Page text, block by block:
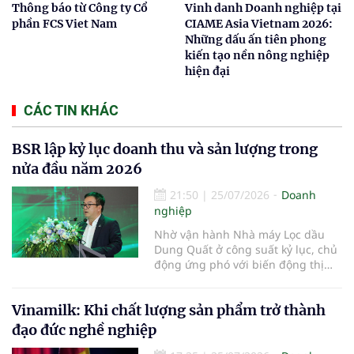
Thông báo từ Công ty Cổ
phần FCS Viet Nam
Vinh danh Doanh nghiệp tại
CIAME Asia Vietnam 2026:
Những dấu ấn tiên phong
kiến tạo nền nông nghiệp
hiện đại
CÁC TIN KHÁC
BSR lập kỷ lục doanh thu và sản lượng trong
nửa đầu năm 2026
21:50 | 25/07/2026
Doanh
nghiệp
Nhờ vận hành Nhà máy Lọc dầu
Dung Quất ở công suất kỷ lục, chủ
động ứng phó với biến động thị
đạt doanh thu hợp nhất hơn
100.900 tỷ đồng trong 6 tháng đầu
năm 2026, vượt xa kế hoạch và tạo
Vinamilk: Khi chất lượng sản phẩm trở thành
đạo đức nghề nghiệp